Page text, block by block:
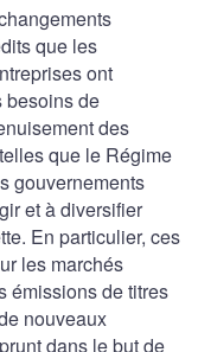
que les
ont
besoins de
des
que le Régime
gouvernements
et à diversifier
En particulier, ces
les marchés
émissions de titres
nouveaux
dans le but de